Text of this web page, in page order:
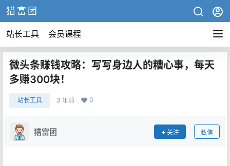
猎富团
站长工具 会员课程
微头条赚钱攻略：写写身边人的糟心事，每天
多赚300块！
站长工具 3 年前 0
猎富团 关注 私信